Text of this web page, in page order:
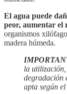
El agua puede
peor, aumentar el
organismos
madera húmeda.
la
degradación
apta según